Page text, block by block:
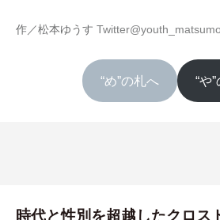
作／松本ゆうす
“め”の札へ “や
時代と性別を超越したクロス